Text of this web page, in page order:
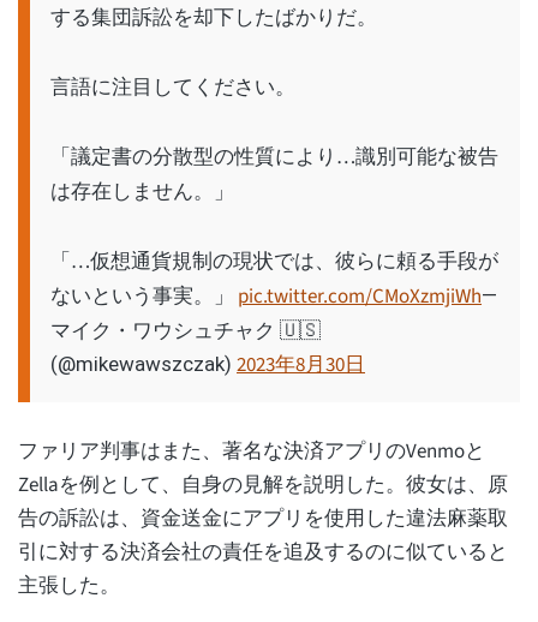
する集団訴訟を却下したばかりだ。
言語に注目してください。
「議定書の分散型の性質により…識別可能な被告
は存在しません。」
「…仮想通貨規制の現状では、彼らに頼る手段が
ないという事実。」 pic.twitter.com/CMoXzmjiWh—
マイク・ワウシュチャク 🇺🇸
(@mikewawszczak) 2023年8月30日
ファリア判事はまた、著名な決済アプリのVenmoと
Zellaを例として、自身の見解を説明した。彼女は、原
告の訴訟は、資金送金にアプリを使用した違法麻薬取
引に対する決済会社の責任を追及するのに似ていると
主張した。